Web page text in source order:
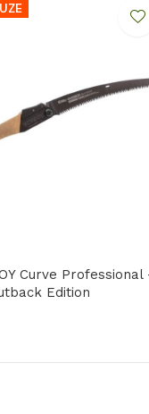
Curve Professional
Edition